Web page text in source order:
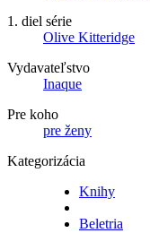
1. diel série
Olive Kitteridge
Vydavateľstvo
Inaque
Pre koho
pre ženy
Kategorizácia
Knihy
Beletria